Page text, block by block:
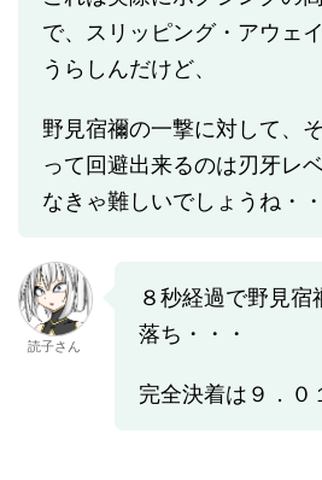
で、スリッピング・アウェ
うらしんだけど、
野見宿禰の一撃に対して、
って回避出来るのは刃牙レ
なきゃ難しいでしょうね・・
読子さん
８秒経過で野見
落ち・・・
完全決着は９．０